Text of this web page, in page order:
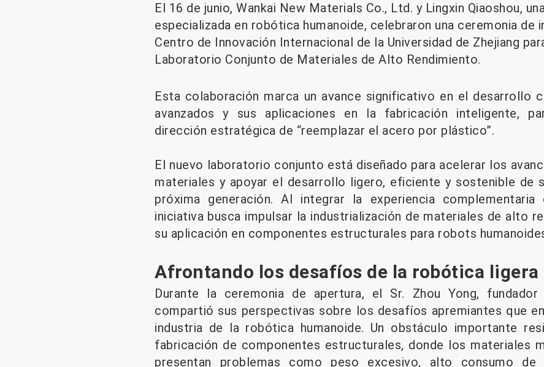
El 16 de junio, Wankai New Materials Co., Ltd. y Lingxin Qiaoshou,
especializada en robótica humanoide, celebraron una ceremonia de
Centro de Innovación Internacional de la Universidad de Zhejiang
Laboratorio Conjunto de Materiales de Alto Rendimiento.
Esta colaboración marca un avance significativo en el desarrollo
avanzados y sus aplicaciones en la fabricación inteligente,
dirección estratégica de “reemplazar el acero por plástico”.
El nuevo laboratorio conjunto está diseñado para acelerar los
materiales y apoyar el desarrollo ligero, eficiente y sostenible de
próxima generación. Al integrar la experiencia
iniciativa busca impulsar la industrialización de materiales de alto
su aplicación en componentes estructurales para robots
Afrontando los desafíos de la robótica ligera
Durante la ceremonia de apertura, el Sr. Zhou Yong, fundador
compartió sus perspectivas sobre los desafíos apremiantes que
industria de la robótica humanoide. Un obstáculo importante
fabricación de componentes estructurales, donde los materiales
presentan problemas como peso excesivo, alto consumo de